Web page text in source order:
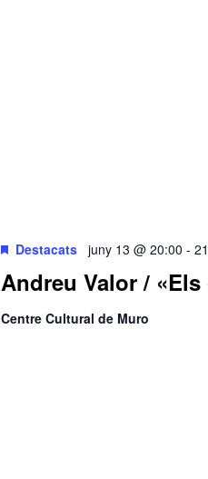
Andreu Valor /
Destacats juny 13 @ 20:00 -
Centre Cultural de Muro